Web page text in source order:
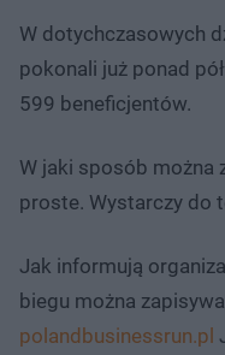
W dotychczasowych
pokonali już ponad
599 beneficjentów.
W jaki sposób można
proste. Wystarczy do
Jak informują
biegu można
polandbusinessrun.pl